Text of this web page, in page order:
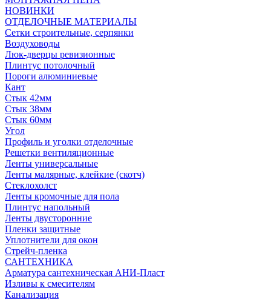
НОВИНКИ
ОТДЕЛОЧНЫЕ МАТЕРИАЛЫ
Сетки строительные, серпянки
Воздуховоды
Люк-дверцы ревизионные
Плинтус потолочный
Пороги алюминиевые
Кант
Стык 42мм
Стык 38мм
Стык 60мм
Угол
Профиль и уголки отделочные
Решетки вентиляционные
Ленты универсальные
Ленты малярные, клейкие (скотч)
Стеклохолст
Ленты кромочные для пола
Плинтус напольный
Ленты двусторонние
Пленки защитные
Уплотнители для окон
Стрейч-пленка
САНТЕХНИКА
Арматура сантехническая АНИ-Пласт
Изливы к смесителям
Канализация